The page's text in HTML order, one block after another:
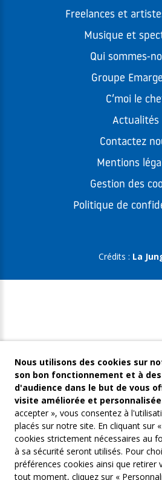
Freelances et
Musique et
Qui sommes-
Groupe
C’moi le
Actualités
Contactez
Mentions
Gestion des
Politique de
Crédits : La
Nous utilisons des cookies sur
son bon fonctionnement et à
d'audience dans le but de vous
visite améliorée et
accepter », vous consentez à
placés sur notre site. En cliquant sur
cookies strictement nécessaires au
à sa sécurité seront utilisés. Pour
préférences cookies ainsi que retirer
tout moment, cliquez sur «